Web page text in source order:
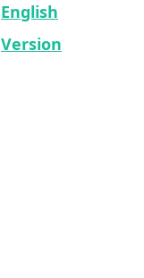
English
Version